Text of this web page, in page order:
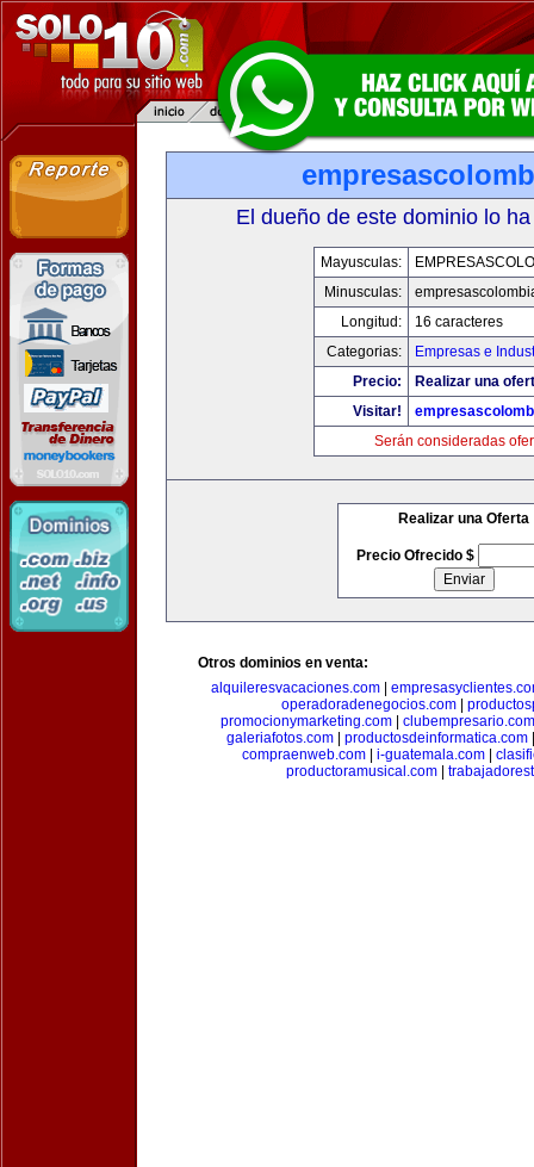
El dueño de este dominio lo
Mayusculas:
Minusculas:
Longitud:
16 caracteres
Categorias:
Empresas e
Precio:
Realizar una
Visitar!
Serán consideradas
Realizar una Oferta
Precio Ofrecido $
Otros dominios en venta:
alquileresvacaciones.com|
operadoradenegocios.com|
promocionymarketing.com| clubempresario.com
galeriafotos.com
productosdeinformatica.com
compraenweb.com| i-guatemala.com|
productoramusical.com